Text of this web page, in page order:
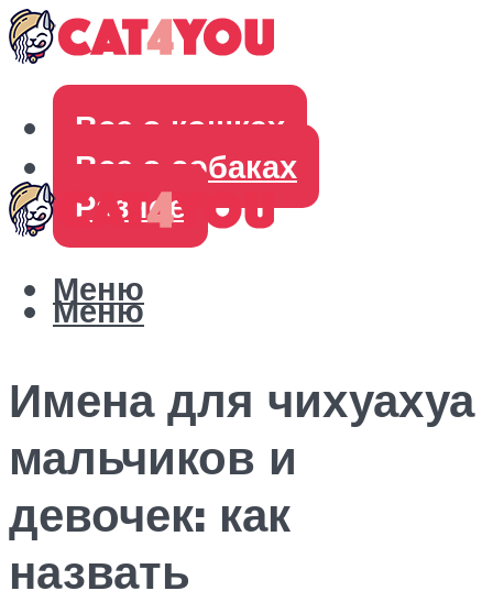
Все о кошках
Все о собаках
Разное
Меню
Меню
Имена для чихуахуа
мальчиков и
девочек: как
назвать